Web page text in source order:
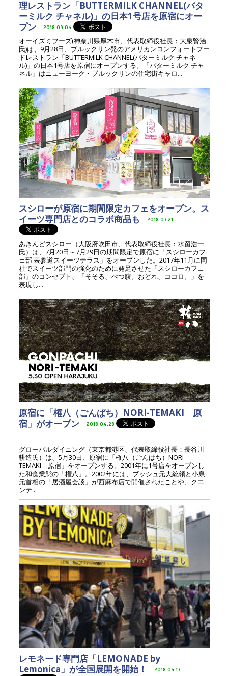
理レストラン「BUTTERMILK CHANNEL(バタ
ーミルク チャネル)」の日本1号店を原宿にオー
プン
2018.09.04
オーイズミフーズ(神奈川県厚木市、代表取締役社長：大泉賢治
氏)は、9月28日、ブルックリン発のアメリカンコンフォートフー
ドレストラン「BUTTERMILK CHANNEL(バターミルク チャネ
ル)」の日本1号店を原宿にオープンする。「バターミルク チャ
ネル」はニューヨーク・ブルックリンの住宅街キャロ...
スシローが原宿に期間限定カフェをオープン。ス
イーツ専門店とのコラボ商品も
2018.07.21
あきんどスシロー（大阪府吹田市、代表取締役社長：水留浩一
氏）は、7月20日～7月29日の期間限定で原宿に「スシローカフ
ェ部 表参道スイーツテラス」をオープンした。2017年11月に同
社でスイーツ部門の強化のために発足させた「スシローカフェ
部」のコンセプト、「そそる、べつ腹。おどれ、ココロ。」を
表現し...
原宿に「権八（ごんぱち）NORI-TEMAKI 原
宿」がオープン
2018.04.28
グローバルダイニング（東京都港区、代表取締役社長：長谷川
耕造氏）は、5月30日、原宿に「権八（ごんぱち）NORI-
TEMAKI 原宿」をオープンする。2001年に1号店をオープンし
た和食業態の「権八」。2002年には、ブッシュ元大統領と小泉
元首相の「居酒屋会談」が西麻布店で開催されたことや、クエ
ンテ...
レモネード専門店「LEMONADE by
Lemonica」が全国展開を開始！
2018.04.17